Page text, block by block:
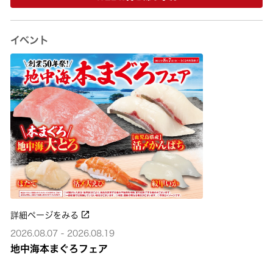
イベント
詳細ページをみる
2026.08.07 - 2026.08.19
地中海本まぐろフェア